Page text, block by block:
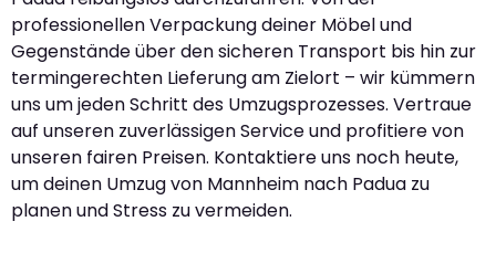
professionellen Verpackung deiner Möbel und
Gegenstände über den sicheren Transport bis hin zur
termingerechten Lieferung am Zielort – wir kümmern
uns um jeden Schritt des Umzugsprozesses. Vertraue
auf unseren zuverlässigen Service und profitiere von
unseren fairen Preisen. Kontaktiere uns noch heute,
um deinen Umzug von Mannheim nach Padua zu
planen und Stress zu vermeiden.